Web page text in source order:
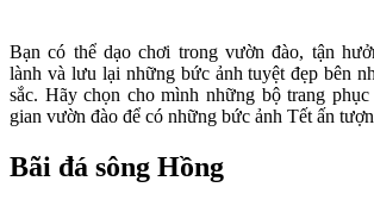
Bạn có thể dạo chơi trong vườn đào, tận
lành và lưu lại những bức ảnh tuyệt đẹp bên
sắc. Hãy chọn cho mình những bộ trang
gian vườn đào để có những bức ảnh Tết ấn
Bãi đá sông Hồng